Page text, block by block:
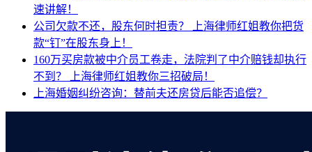
速讲解！
公司欠款不还，股东何时担责？
上海律师红姐教你把货
款“钉”在股东身上！
160万买房款被中介员工卷走，法院判了中介赔钱却执行
不到？
上海律师红姐教你三招破局！
上海婚姻纠纷咨询：替前夫还房贷后能否追偿？